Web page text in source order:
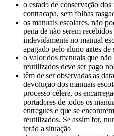
o estado de conservação
contracapa, sem folhas
os manuais escolares, não
pena de não serem
indevidamente no manual
apagado pelo aluno antes
o valor dos manuais que
reutilizados deve ser pago
têm de ser observadas as
devolução dos manuais
processo célere, os
portadores de todos os
entregues e que se
reutilizados. Se assim for,
terão a situação